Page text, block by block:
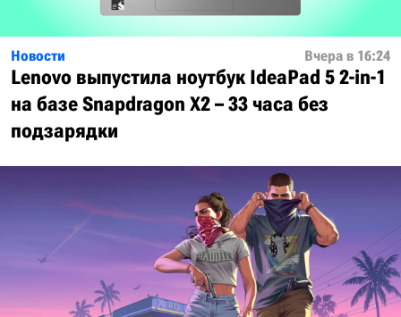
Новости Вчера в 16:24
Lenovo выпустила ноутбук IdeaPad 5 2-in-1
на базе Snapdragon X2 – 33 часа без
подзарядки